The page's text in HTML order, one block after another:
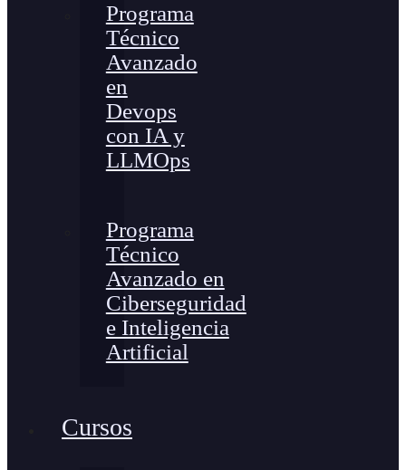
Programa
Técnico
Avanzado
en
Devops
con IA y
LLMOps
Programa
Técnico
Avanzado en
Ciberseguridad
e Inteligencia
Artificial
Cursos